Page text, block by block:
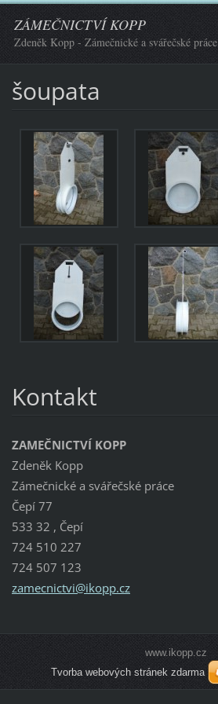
ZÁMEČNICTVÍ KOPP
Zdeněk Kopp - Zámečnické a svářečské práce
šoupata
Kontakt
ZAMEČNICTVÍ KOPP
Zdeněk Kopp
Zámečnické a svářečské práce
Čepí 77
533 32 , Čepí
724 510 227
724 507 123
zamecnictvi@ikopp.cz
www.ikopp.cz
Tvorba webových stránek zdarma